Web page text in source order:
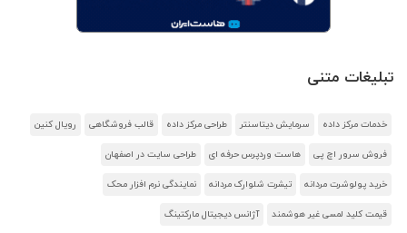
تبلیغات متنی
خدمات مرکز داده سرمایش دیتاسنتر طراحی مرکز داده قالب فروشگاهی رویال کنین
فروش سرور اچ پی هاست وردپرس حرفه ای طراحی سایت در اصفهان
خرید پولوشرت مردانه تیشرت شلوارک مردانه نمایندگی نرم افزار محک
قیمت کلید لمسی غیر هوشمند آژانس دیجیتال مارکتینگ